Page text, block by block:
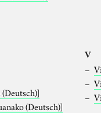
(Deutsch)]
(Deutsch)]
V